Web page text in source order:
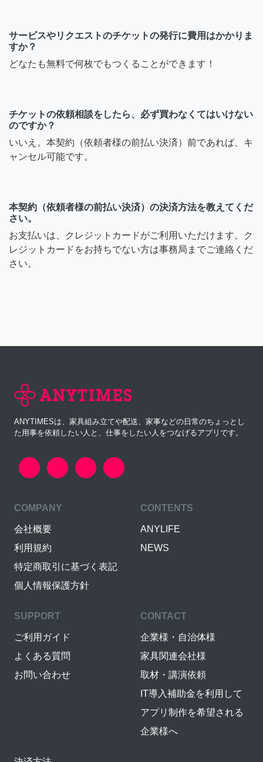
サービスやリクエストのチケットの発行に費用はかかりま
すか？
どなたも無料で何枚でもつくることができます！
チケットの依頼相談をしたら、必ず買わなくてはいけない
のですか？
いいえ。本契約（依頼者様の前払い決済）前であれば、キ
ャンセル可能です。
本契約（依頼者様の前払い決済）の決済方法を教えてくだ
さい。
お支払いは、クレジットカードがご利用いただけます。ク
レジットカードをお持ちでない方は事務局までご連絡くだ
さい。
ANYTIMESは、家具組み立てや配送、家事などの日常のちょっとし
た用事を依頼したい人と、仕事をしたい人をつなげるアプリです。
COMPANY
会社概要
利用規約
特定商取引に基づく表記
個人情報保護方針
CONTENTS
ANYLIFE
NEWS
SUPPORT
ご利用ガイド
よくある質問
お問い合わせ
CONTACT
企業様・自治体様
家具関連会社様
取材・講演依頼
IT導入補助金を利用して
アプリ制作を希望される
企業様へ